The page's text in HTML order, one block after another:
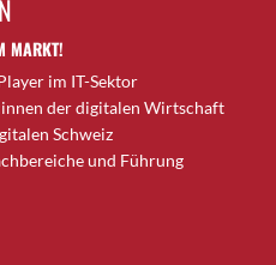
MARKT!
im IT-Sektor
der digitalen Wirtschaft
Schweiz
und Führung